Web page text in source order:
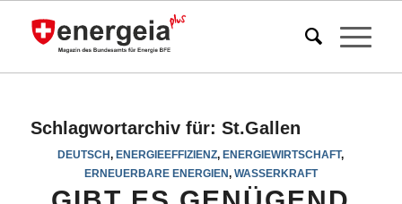
Schlagwortarchiv für: St.Gallen
DEUTSCH,ENERGIEEFFIZIENZ,ENERGIEWIRTSCHAFT,
ERNEUERBARE ENERGIEN, WASSERKRAFT